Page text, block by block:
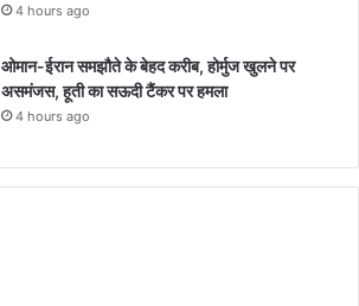
4 hours ago
ओमान-ईरान समझौते के बेहद करीब, होर्मुज खुलने पर
असमंजस, हूती का सऊदी टैंकर पर हमला
4 hours ago